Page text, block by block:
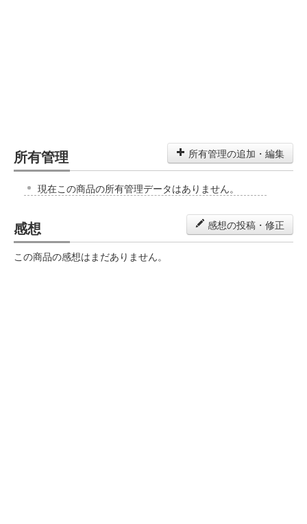
所有管理 所有管理の追加・編集
現在この商品の所有管理データはありません。
感想 感想の投稿・修正
この商品の感想はまだありません。